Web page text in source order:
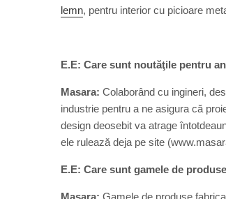
lemn, pentru interior cu picioare
E.E: Care sunt noutăţile pentru
Masara: Colaborând cu ingineri,
industrie pentru a ne asigura că
design deosebit va atrage
ele rulează deja pe site
E.E: Care sunt gamele de
Masara: Gamele de produse